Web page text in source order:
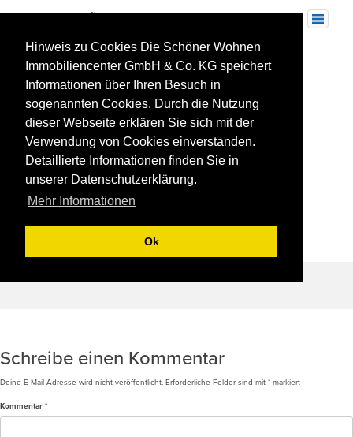
Hinweis zu Cookies Die Schöner Wohnen
Immobiliencenter GmbH & Co. KG speichert
Informationen über Ihren Besuch in
sogenannten Cookies. Durch die Nutzung
dieser Webseite erklären Sie sich mit der
Verwendung von Cookies einverstanden.
Detaillierte Informationen finden Sie in
unserer Datenschutzerklärung.
Mehr Informationen
Ok
Toggle
navigation
presse5
Schreibe einen Kommentar
Deine E-Mail-Adresse wird nicht veröffentlicht. Erforderliche Felder sind mit * markiert
Kommentar *